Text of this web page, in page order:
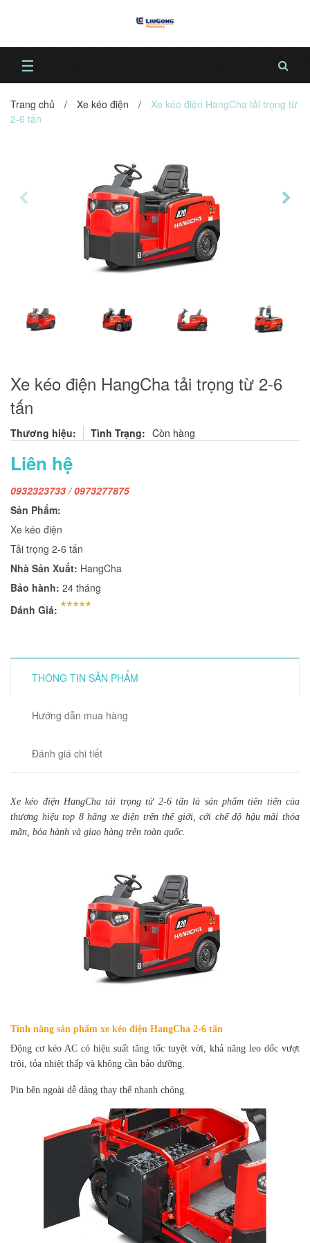
☰
Trang chủ / Xe kéo điện /
Xe kéo điện HangCha tải trọng từ
2-6 tấn
Xe kéo điện HangCha tải trọng từ 2-6
tấn
Thương hiệu: Tình Trạng: Còn hàng
Liên hệ
0932323733 / 0973277875
Sản Phẩm:
Xe kéo điện
Tải trọng 2-6 tấn
Nhà Sản Xuất: HangCha
Bảo hành: 24 tháng
Đánh Giá: *****
THÔNG TIN SẢN PHẨM
Hướng dẫn mua hàng
Đánh giá chi tiết
Xe kéo điện HangCha tải trọng từ 2-6 tấn là sản phẩm tiên tiến của
thương hiệu top 8 hãng xe điện trên thế giới, cới chế độ hậu mãi thỏa
mãn, bỏa hành và giao hàng trên toàn quốc.
Tính năng sản phẩm xe kéo điện HangCha 2-6 tấn
Động cơ kéo AC có hiệu suất tăng tốc tuyệt vời, khả năng leo dốc vượt
trội, tỏa nhiệt thấp và không cần bảo dưỡng.
Pin bên ngoài dễ dàng thay thế nhanh chóng.